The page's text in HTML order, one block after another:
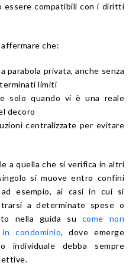
essere compatibili con i diritti
che:
parabola privata, anche senza
limiti
solo quando vi è una reale
decoro
centralizzate per evitare
a quella che si verifica in altri
si muove entro confini
esempio, ai casi in cui si
a determinate spese o
nella guida su come non
condominio, dove emerge
individuale debba sempre